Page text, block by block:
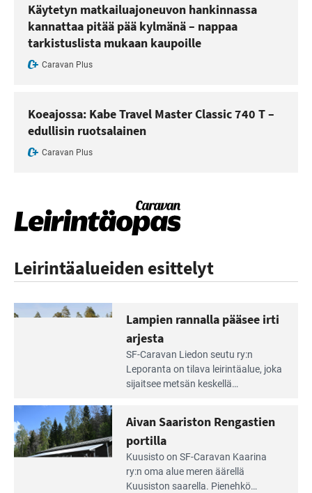
Käytetyn matkailuajoneuvon hankinnassa
kannattaa pitää pää kylmänä – nappaa
tarkistuslista mukaan kaupoille
Caravan Plus
Koeajossa: Kabe Travel Master Classic 740 T –
edullisin ruotsalainen
Caravan Plus
Leirintäalueiden esittelyt
rannalla
pääsee
irti
arjesta
Lampien rannalla pääsee irti
arjesta
SF-Caravan Liedon seutu ry:n
Leporanta on tilava leirintäalue, joka
sijaitsee metsän kes­kellä
tarjoaa ympäris­töineen kauniit
maisemat ja loistavat virkistäytymis­
mahdollisuudet.
Lue
Aivan Saariston Rengastien
portilla
Kuusisto on SF-Caravan Kaarina
ry:n oma alue meren äärellä
Kuusiston saarella. Pie­nehkö